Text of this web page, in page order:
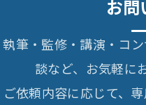
お問
執筆・監修・講演・コ
談など、お気軽に
ご依頼内容に応じて、